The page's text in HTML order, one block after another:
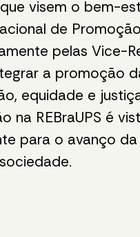
visem o bem-
de
pelas Vice-
a promoção
equidade e
na REBraUPS é
para o avanço